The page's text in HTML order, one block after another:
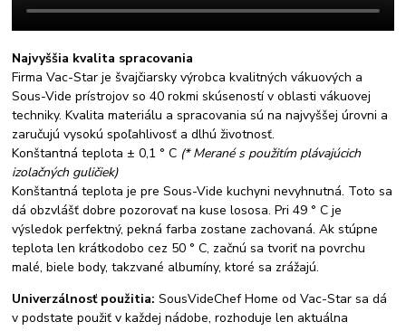
Najvyššia kvalita spracovania
Firma Vac-Star je švajčiarsky výrobca kvalitných vákuových a
Sous-Vide prístrojov so 40 rokmi skúseností v oblasti vákuovej
techniky. Kvalita materiálu a spracovania sú na najvyššej úrovni a
zaručujú vysokú spoľahlivosť a dlhú životnosť.
Konštantná teplota ± 0,1 ° C (* Merané s použitím plávajúcich
izolačných guličiek)
Konštantná teplota je pre Sous-Vide kuchyni nevyhnutná. Toto sa
dá obzvlášť dobre pozorovať na kuse lososa. Pri 49 ° C je
výsledok perfektný, pekná farba zostane zachovaná. Ak stúpne
teplota len krátkodobo cez 50 ° C, začnú sa tvoriť na povrchu
malé, biele body, takzvané albumíny, ktoré sa zrážajú.
Univerzálnosť použitia:SousVideChef Home od Vac-Star sa dá
v podstate použiť v každej nádobe, rozhoduje len aktuálna